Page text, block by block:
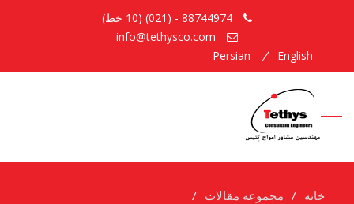
English
Persian
خانه
مجموعه مقالات